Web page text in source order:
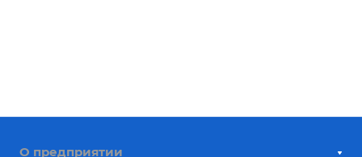
О предприятии